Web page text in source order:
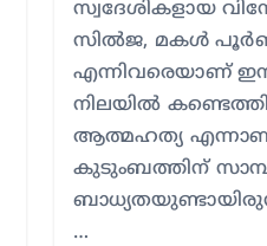
സ്വദേശികളായ
സിൽജ, മകൾ
എന്നിവരെയാണ്
നിലയിൽ
ആത്മഹത്യ
കുടുംബത്തിന്
…